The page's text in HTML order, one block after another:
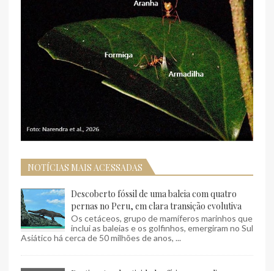
NOTÍCIAS MAIS ACESSADAS
Descoberto fóssil de uma baleia com quatro
pernas no Peru, em clara transição evolutiva
Os cetáceos, grupo de mamíferos marinhos que
inclui as baleias e os golfinhos, emergiram no Sul
Asiático há cerca de 50 milhões de anos, ...